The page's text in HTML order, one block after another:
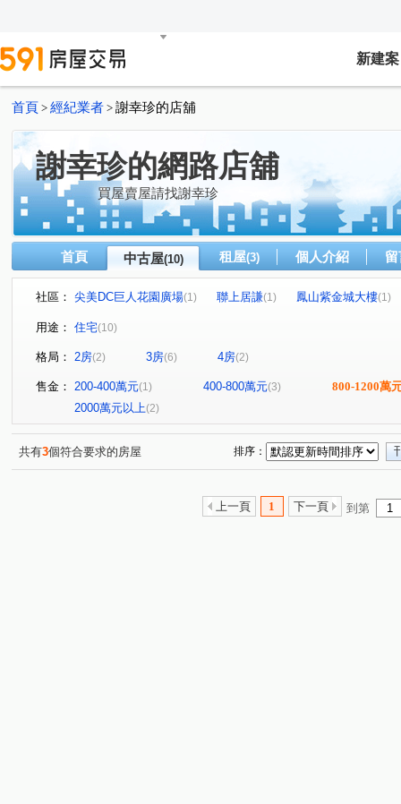
新建案
首頁 > 經紀業者 > 謝幸珍的店舖
謝幸珍的網路店舖
買屋賣屋請找謝幸珍
首頁 中古屋(10) 租屋(3) 個人介紹
社區： 尖美DC巨人花園廣場(1) 聯上居謙(1) 鳳山紫金城大樓(1)
品學之道
大順二路
用途： 住宅(10)
格局： 2房(2) 3房(6) 4房(2)
售金： 200-400萬元(1) 400-800萬元(3)
800-1200萬
2000萬元以上(2)
共有3個符合要求的房屋 排序：
上一頁 1 下一頁 到第